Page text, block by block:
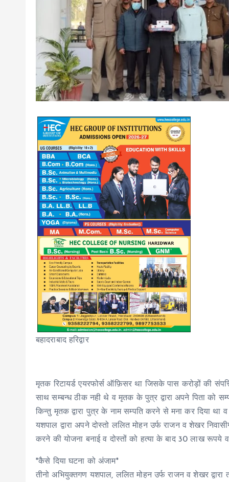
बहादराबाद हरिद्वार
मृतक रिटायर्ड एयरफोर्स ऑफ़िसर था जिसके पास करोड़ों की
साथ सम्बन्ध ठीक नही थे व मृतक के पुत्र द्वारा अपने पिता को
किन्तु मृतक द्वारा पुत्र के नाम सम्पति करने से मना कर दिया
यशपाल द्वारा अपने दोस्तो ललित मोहन उर्फ राजन व शेखर
करने की योजना बनाई व दोस्तों को हत्या के बाद 30 लाख रूपये व
*कैसे दिया घटना को अंजाम*
तीनो अभियुक्तगण यशपाल, ललित मोहन उर्फ राजन व शेखर